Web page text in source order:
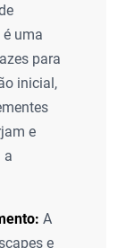
é uma
para
inicial,
e
a
A
e